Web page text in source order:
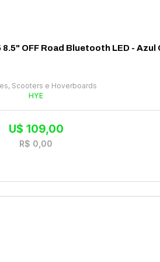
OFF Road Bluetooth LED - Azul
Scooters e Hoverboards
HYE
U$ 109,00
R$ 0,00